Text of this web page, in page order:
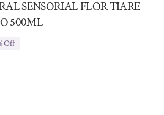
SENSORIAL FLOR TIARE
500ML
Off